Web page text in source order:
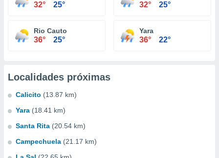
32° 25° 32° 25°
Rio Cauto
36° 25°
Yara
36° 22°
Localidades próximas
Calicito (13.87 km)
Yara (18.41 km)
Santa Rita (20.54 km)
Campechuela (21.17 km)